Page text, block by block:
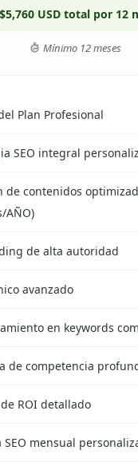
$5,760 USD total por 12
Mínimo 12 meses
Plan Profesional
SEO integral
de contenidos
AÑO)
de alta autoridad
avanzado
en keywords
de competencia
ROI detallado
SEO mensual